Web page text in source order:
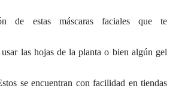
de estas máscaras faciales que te
usar las hojas de la planta o bien algún gel
se encuentran con facilidad en tiendas